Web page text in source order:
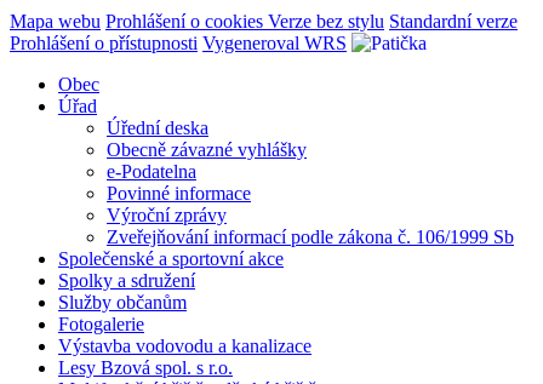
Mapa webu Prohlášení o cookies Verze bez stylu Standardní verze
Prohlášení o přístupnosti Vygeneroval WRS
Obec
Úřad
Úřední deska
Obecně závazné vyhlášky
e-Podatelna
Povinné informace
Výroční zprávy
Zveřejňování informací podle zákona č. 106/1999 Sb
Společenské a sportovní akce
Spolky a sdružení
Služby občanům
Fotogalerie
Výstavba vodovodu a kanalizace
Lesy Bzová spol. s r.o.